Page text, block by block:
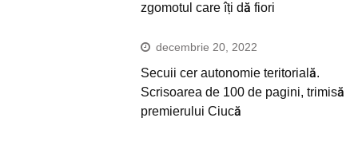
zgomotul care îți dă fiori
decembrie 20, 2022
Secuii cer autonomie teritorială.
Scrisoarea de 100 de pagini, trimisă
premierului Ciucă